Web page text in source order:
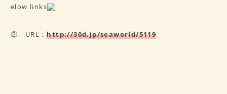
elow links
② URL：http://30d.jp/seaworld/5119